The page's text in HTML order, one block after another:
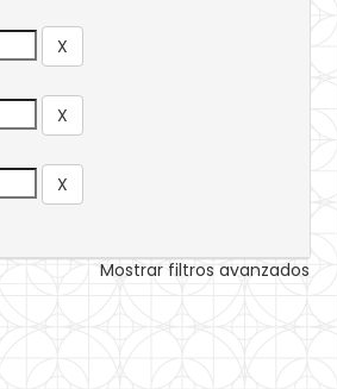
Mostrar filtros avanzados